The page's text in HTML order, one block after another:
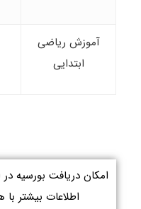
آموزش ریاضی
ابتدایی
امکان دریافت بورسیه
اطلاعات بیشتر